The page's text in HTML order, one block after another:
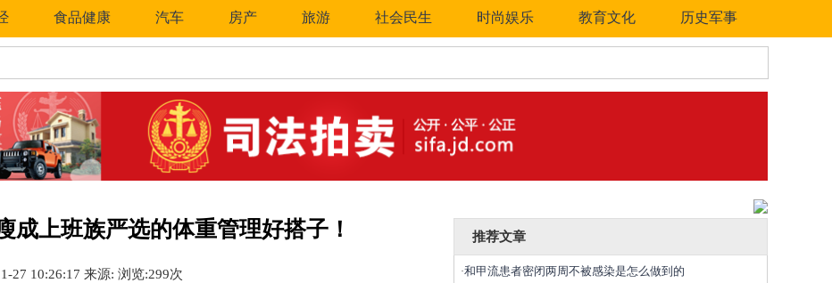
食品健康 汽车 房产 旅游 社会民生 时尚娱乐 教育文化 历史军事
成上班族严选的体重管理好搭子！
27 10:26:17 来源: 浏览:299次
推荐文章
·和甲流患者密闭两周不被感染是怎么做到的